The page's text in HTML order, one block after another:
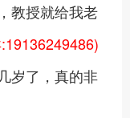
教授就给我老
岁了，真的非